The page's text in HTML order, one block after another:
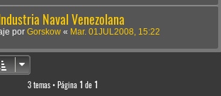
Naval Venezolana
por Gorskow « Mar. 01JUL2008, 15:22
3 temas • Página 1 de 1